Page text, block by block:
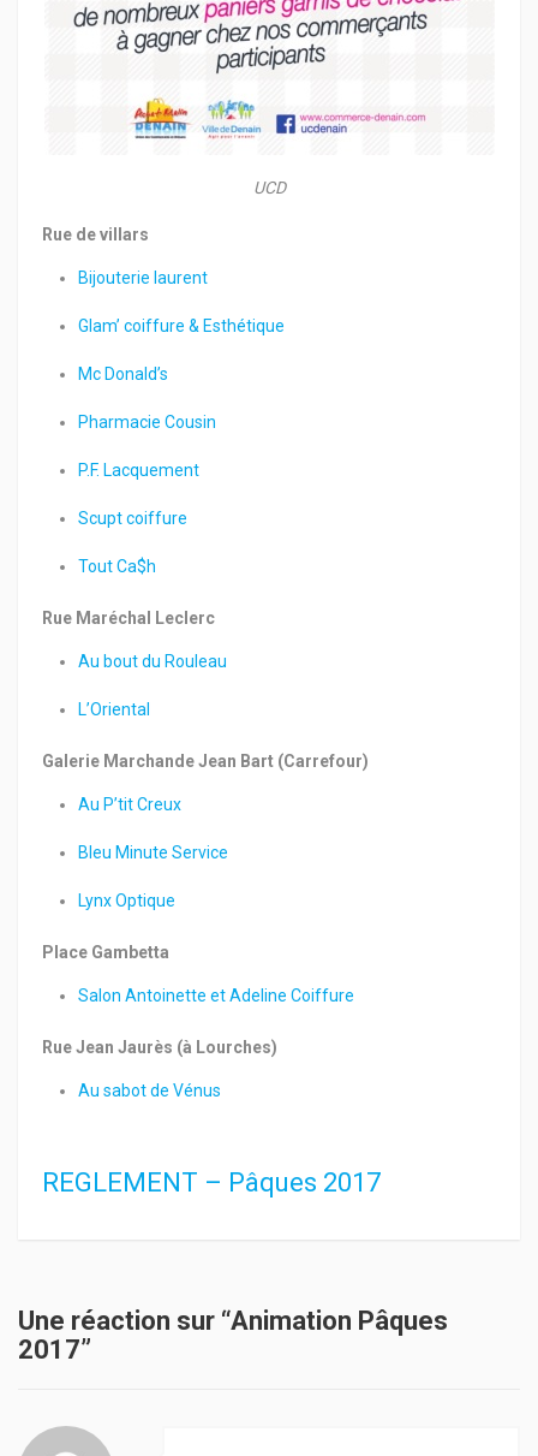
UCD
Rue de villars
Bijouterie laurent
Glam’ coiffure & Esthétique
Mc Donald’s
Pharmacie Cousin
P.F. Lacquement
Scupt coiffure
Tout Ca$h
Rue Maréchal Leclerc
Au bout du Rouleau
L’Oriental
Galerie Marchande Jean Bart (Carrefour)
Au P’tit Creux
Bleu Minute Service
Lynx Optique
Place Gambetta
Salon Antoinette et Adeline Coiffure
Rue Jean Jaurès (à Lourches)
Au sabot de Vénus
REGLEMENT – Pâques 2017
Une réaction sur “Animation Pâques
2017”